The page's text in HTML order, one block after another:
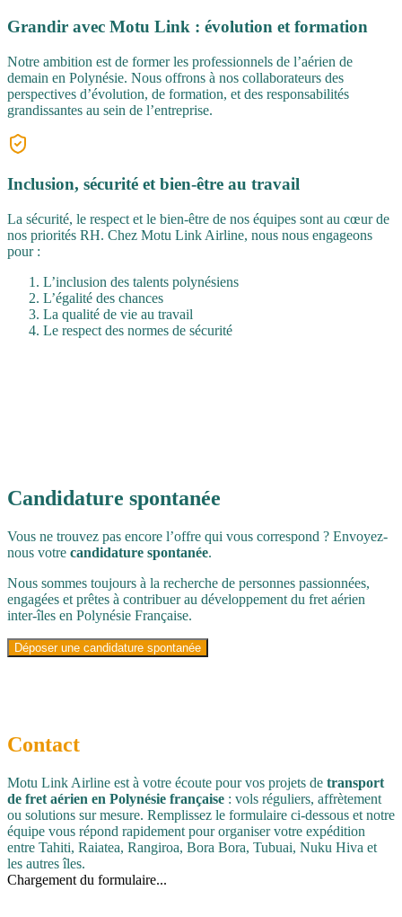
Grandir avec Motu Link : évolution et formation
Notre ambition est de former les professionnels de l’aérien de
demain en Polynésie. Nous offrons à nos collaborateurs des
perspectives d’évolution, de formation, et des responsabilités
grandissantes au sein de l’entreprise.
Inclusion, sécurité et bien-être au travail
La sécurité, le respect et le bien-être de nos équipes sont au cœur de
nos priorités RH. Chez Motu Link Airline, nous nous engageons
pour :
L’inclusion des talents polynésiens
L’égalité des chances
La qualité de vie au travail
Le respect des normes de sécurité
Candidature spontanée
Vous ne trouvez pas encore l’offre qui vous correspond ? Envoyez-
nous votre candidature spontanée.
Nous sommes toujours à la recherche de personnes passionnées,
engagées et prêtes à contribuer au développement du fret aérien
inter-îles en Polynésie Française.
Déposer une candidature spontanée
Contact
Motu Link Airline est à votre écoute pour vos projets de transport
de fret aérien en Polynésie française : vols réguliers, affrètement
ou solutions sur mesure. Remplissez le formulaire ci-dessous et notre
équipe vous répond rapidement pour organiser votre expédition
entre Tahiti, Raiatea, Rangiroa, Bora Bora, Tubuai, Nuku Hiva et
les autres îles.
Chargement du formulaire...